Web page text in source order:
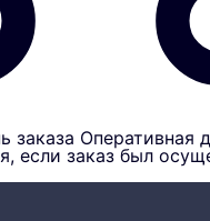
заказа Оперативная
если заказ был